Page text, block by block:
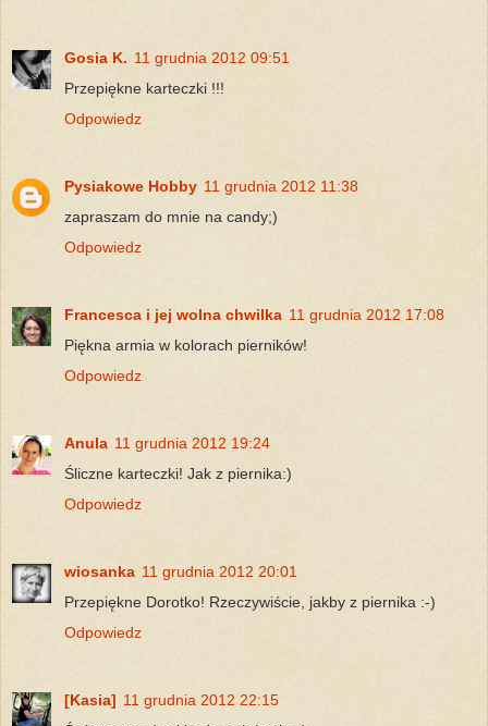
Gosia K. 11 grudnia 2012 09:51
Przepiękne karteczki !!!
Odpowiedz
Pysiakowe Hobby 11 grudnia 2012 11:38
zapraszam do mnie na candy;)
Odpowiedz
Francesca i jej wolna chwilka 11 grudnia 2012 17:08
Piękna armia w kolorach pierników!
Odpowiedz
Anula 11 grudnia 2012 19:24
Śliczne karteczki! Jak z piernika:)
Odpowiedz
wiosanka 11 grudnia 2012 20:01
Przepiękne Dorotko! Rzeczywiście, jakby z piernika :-)
Odpowiedz
[Kasia] 11 grudnia 2012 22:15